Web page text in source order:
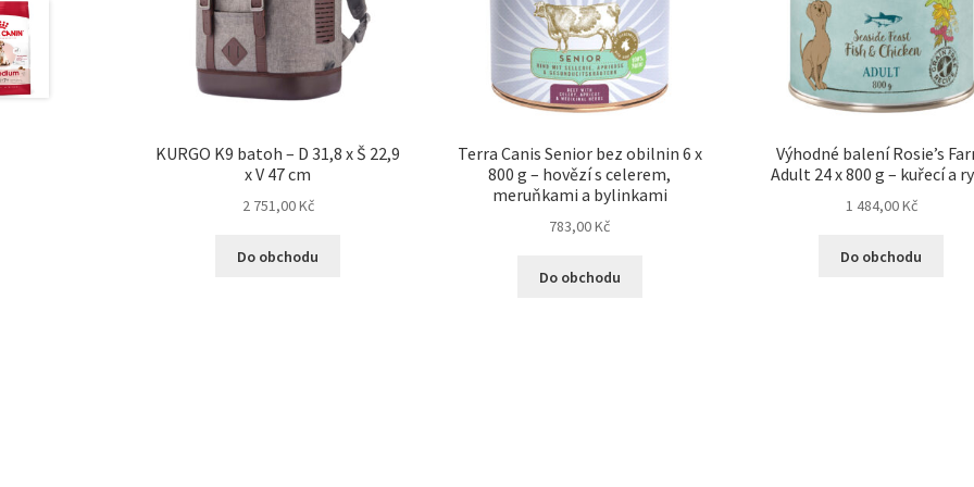
KURGO K9 batoh – D 31,8 x Š 22,9
x V 47 cm
2 751,00Kč
Do obchodu
Terra Canis Senior bez obilnin 6 x
800 g – hovězí s celerem,
meruňkami a bylinkami
783,00Kč
Do obchodu
Výhodné balení Rosie’s
Adult 24 x 800 g – kuřecí a
1 484,00Kč
Do obchodu